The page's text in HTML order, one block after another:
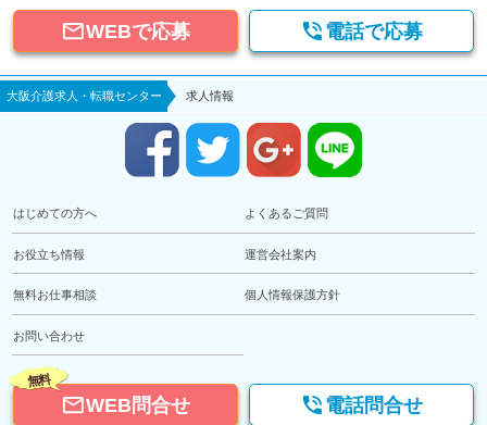
WEBで応募  電話で応募
大阪介護求人・転職センター 求人情報
はじめての方へ よくあるご質問
お役立ち情報 運営会社案内
無料お仕事相談 個人情報保護方針
お問い合わせ
無料
WEB問合せ  電話問合せ